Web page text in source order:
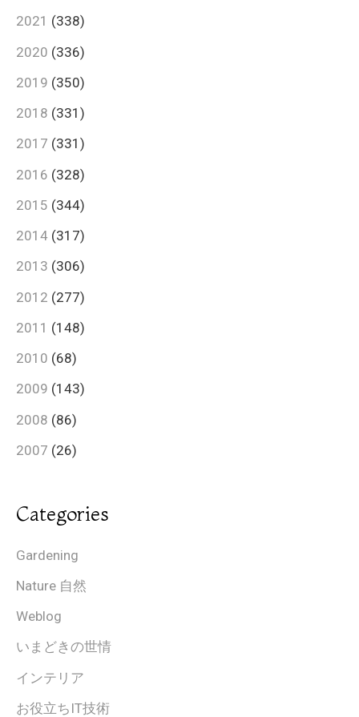
2021 (338)
2020 (336)
2019 (350)
2018 (331)
2017 (331)
2016 (328)
2015 (344)
2014 (317)
2013 (306)
2012 (277)
2011 (148)
2010 (68)
2009 (143)
2008 (86)
2007 (26)
Categories
Gardening
Nature 自然
Weblog
いまどきの世情
インテリア
お役立ちIT技術